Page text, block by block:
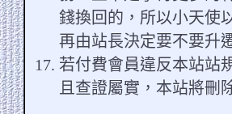
錢換回的，所以小天使
再由站長決定要不要升
若付費會員違反本站站
且查證屬實，本站將刪